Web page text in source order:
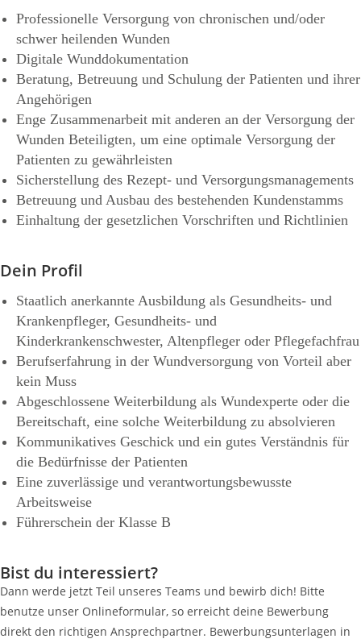
Professionelle Versorgung von chronischen und/oder
schwer heilenden Wunden
Digitale Wunddokumentation
Beratung, Betreuung und Schulung der Patienten und ihrer
Angehörigen
Enge Zusammenarbeit mit anderen an der Versorgung der
Wunden Beteiligten, um eine optimale Versorgung der
Patienten zu gewährleisten
Sicherstellung des Rezept- und Versorgungsmanagements
Betreuung und Ausbau des bestehenden Kundenstamms
Einhaltung der gesetzlichen Vorschriften und Richtlinien
Dein Profil
Staatlich anerkannte Ausbildung als Gesundheits- und
Krankenpfleger, Gesundheits- und
Kinderkrankenschwester, Altenpfleger oder Pflegefachfrau
Berufserfahrung in der Wundversorgung von Vorteil aber
kein Muss
Abgeschlossene Weiterbildung als Wundexperte oder die
Bereitschaft, eine solche Weiterbildung zu absolvieren
Kommunikatives Geschick und ein gutes Verständnis für
die Bedürfnisse der Patienten
Eine zuverlässige und verantwortungsbewusste
Arbeitsweise
Führerschein der Klasse B
Bist du interessiert?
Dann werde jetzt Teil unseres Teams und bewirb dich! Bitte
benutze unser Onlineformular, so erreicht deine Bewerbung
direkt den richtigen Ansprechpartner. Bewerbungsunterlagen in